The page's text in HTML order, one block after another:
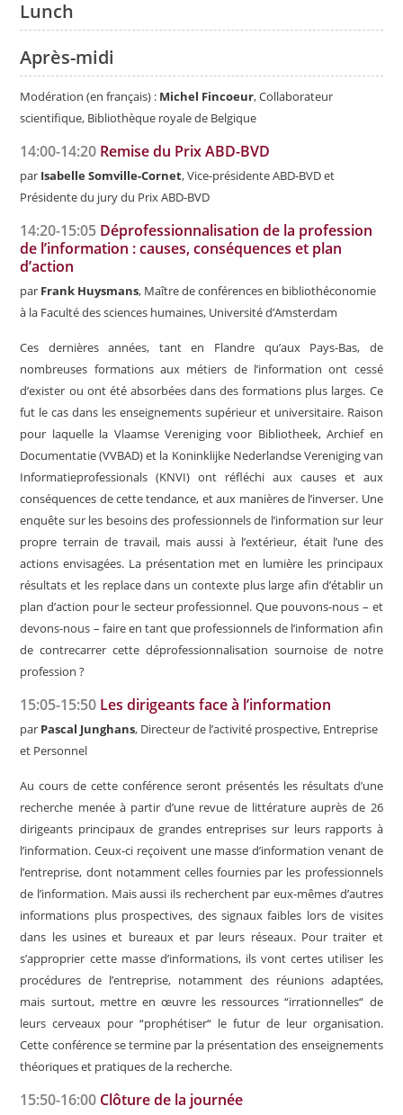
Lunch
Après-midi
Modération (en français) : Michel Fincoeur, Collaborateur
scientifique, Bibliothèque royale de Belgique
14:00-14:20 Remise du Prix ABD-BVD
par Isabelle Somville-Cornet, Vice-présidente ABD-BVD et
Présidente du jury du Prix ABD-BVD
14:20-15:05 Déprofessionnalisation de la profession
de l’information : causes, conséquences et plan
d’action
par Frank Huysmans, Maître de conférences en bibliothéconomie
à la Faculté des sciences humaines, Université d’Amsterdam
Ces dernières années, tant en Flandre qu’aux Pays-Bas, de
nombreuses formations aux métiers de l’information ont cessé
d’exister ou ont été absorbées dans des formations plus larges. Ce
fut le cas dans les enseignements supérieur et universitaire. Raison
pour laquelle la Vlaamse Vereniging voor Bibliotheek, Archief en
Documentatie (VVBAD) et la Koninklijke Nederlandse Vereniging van
Informatieprofessionals (KNVI) ont réfléchi aux causes et aux
conséquences de cette tendance, et aux manières de l’inverser. Une
enquête sur les besoins des professionnels de l’information sur leur
propre terrain de travail, mais aussi à l’extérieur, était l’une des
actions envisagées. La présentation met en lumière les principaux
résultats et les replace dans un contexte plus large afin d’établir un
plan d’action pour le secteur professionnel. Que pouvons-nous – et
devons-nous – faire en tant que professionnels de l’information afin
de contrecarrer cette déprofessionnalisation sournoise de notre
profession ?
15:05-15:50 Les dirigeants face à l’information
par Pascal Junghans, Directeur de l’activité prospective, Entreprise
et Personnel
Au cours de cette conférence seront présentés les résultats d’une
recherche menée à partir d’une revue de littérature auprès de 26
dirigeants principaux de grandes entreprises sur leurs rapports à
l’information. Ceux-ci reçoivent une masse d’information venant de
l’entreprise, dont notamment celles fournies par les professionnels
de l’information. Mais aussi ils recherchent par eux-mêmes d’autres
informations plus prospectives, des signaux faibles lors de visites
dans les usines et bureaux et par leurs réseaux. Pour traiter et
s’approprier cette masse d’informations, ils vont certes utiliser les
procédures de l’entreprise, notamment des réunions adaptées,
mais surtout, mettre en œuvre les ressources “irrationnelles“ de
leurs cerveaux pour “prophétiser“ le futur de leur organisation.
Cette conférence se termine par la présentation des enseignements
théoriques et pratiques de la recherche.
15:50-16:00 Clôture de la journée